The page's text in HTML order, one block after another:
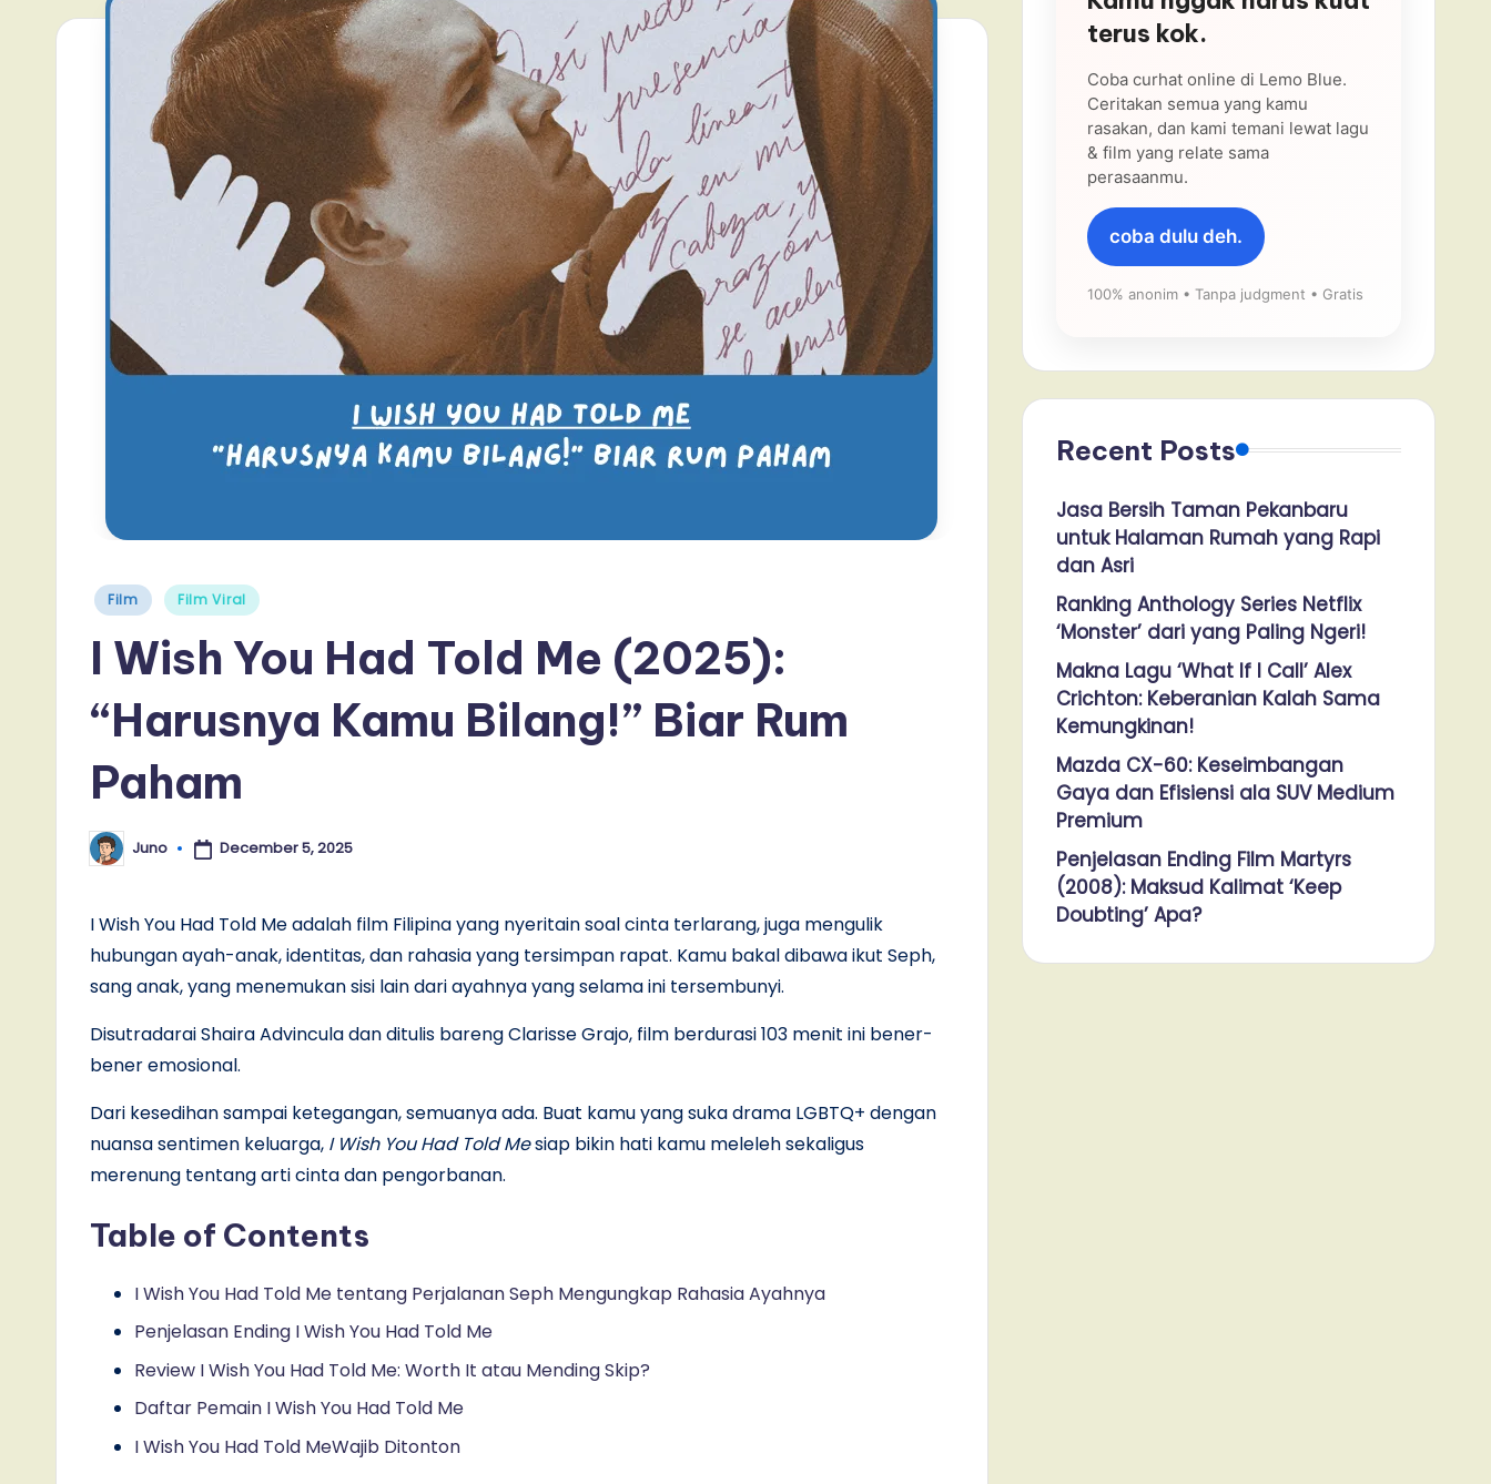
Posted
Film Film Viral
I Wish You Had Told Me (2025):
“Harusnya Kamu Bilang!” Biar Rum
Paham
Posted
by
Juno December 5, 2025
I Wish You Had Told Me adalah film Filipina yang nyeritain soal cinta terlarang, juga mengulik
hubungan ayah-anak, identitas, dan rahasia yang tersimpan rapat. Kamu bakal dibawa ikut Seph,
sang anak, yang menemukan sisi lain dari ayahnya yang selama ini tersembunyi.
Disutradarai Shaira Advincula dan ditulis bareng Clarisse Grajo, film berdurasi 103 menit ini bener-
bener emosional.
Dari kesedihan sampai ketegangan, semuanya ada. Buat kamu yang suka drama LGBTQ+ dengan
nuansa sentimen keluarga, I Wish You Had Told Mesiap bikin hati kamu meleleh sekaligus
merenung tentang arti cinta dan pengorbanan.
Table of Contents
I Wish You Had Told Me tentang Perjalanan Seph Mengungkap Rahasia Ayahnya
Penjelasan Ending I Wish You Had Told Me
Review I Wish You Had Told Me: Worth It atau Mending Skip?
Daftar Pemain I Wish You Had Told Me
I Wish You Had Told MeWajib Ditonton
terus kok.
Coba curhat online di Lemo Blue.
Ceritakan semua yang kamu
rasakan, dan kami temani lewat lagu
& film yang relate sama
perasaanmu.
coba dulu deh.
100% anonim • Tanpa judgment • Gratis
Recent Posts
Jasa Bersih Taman Pekanbaru
untuk Halaman Rumah yang Rapi
dan Asri
Ranking Anthology Series Netflix
‘Monster’ dari yang Paling Ngeri!
Makna Lagu ‘What If I Call’ Alex
Crichton: Keberanian Kalah Sama
Kemungkinan!
Mazda CX-60: Keseimbangan
Gaya dan Efisiensi ala SUV Medium
Premium
Penjelasan Ending Film Martyrs
(2008): Maksud Kalimat ‘Keep
Doubting’ Apa?